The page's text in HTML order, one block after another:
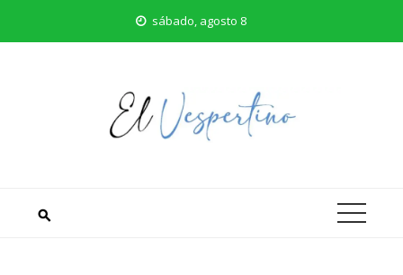
sábado, agosto 8